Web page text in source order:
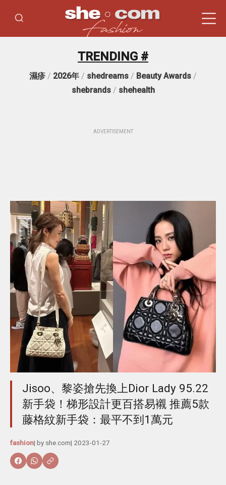
TRENDING #
濕疹 / 2026年 / shedreams / Beauty Awards /
shebrands/ shehealth
ADVERTISEMENT
Jisoo、黎姿搶先換上Dior Lady 95.22
新手袋！梯形設計更百搭易襯 推薦5款
藤格紋新手袋：最平不到1萬元
fashion| by she.com| 2023-01-27